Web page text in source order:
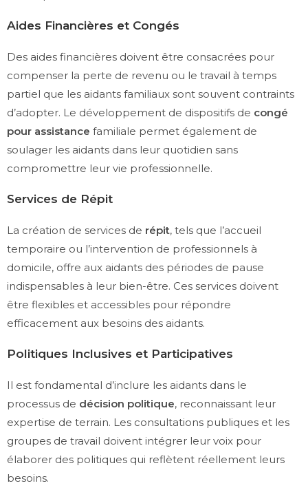
Aides Financières et Congés
Des aides financières doivent être consacrées pour
compenser la perte de revenu ou le travail à temps
partiel que les aidants familiaux sont souvent contraints
d’adopter. Le développement de dispositifs de congé
pour assistance familiale permet également de
soulager les aidants dans leur quotidien sans
compromettre leur vie professionnelle.
Services de Répit
La création de services de répit, tels que l’accueil
temporaire ou l’intervention de professionnels à
domicile, offre aux aidants des périodes de pause
indispensables à leur bien-être. Ces services doivent
être flexibles et accessibles pour répondre
efficacement aux besoins des aidants.
Politiques Inclusives et Participatives
Il est fondamental d’inclure les aidants dans le
processus de décision politique, reconnaissant leur
expertise de terrain. Les consultations publiques et les
groupes de travail doivent intégrer leur voix pour
élaborer des politiques qui reflètent réellement leurs
besoins.